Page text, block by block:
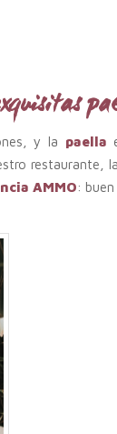
y la paella
restaurante,
AMMO: